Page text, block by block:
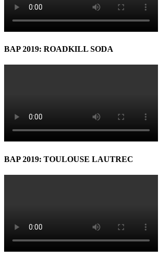
BAP 2019: ROADKILL SODA
BAP 2019: TOULOUSE LAUTREC